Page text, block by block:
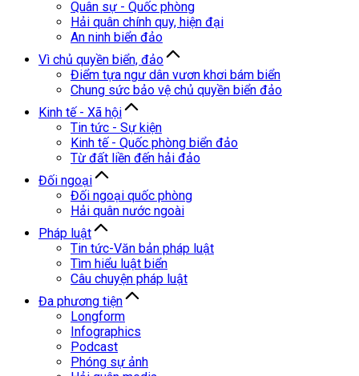
Quân sự - Quốc phòng
Hải quân chính quy, hiện đại
An ninh biển đảo
Vì chủ quyền biển, đảo
Điểm tựa ngư dân vươn khơi bám biển
Chung sức bảo vệ chủ quyền biển đảo
Kinh tế - Xã hội
Tin tức - Sự kiện
Kinh tế - Quốc phòng biển đảo
Từ đất liền đến hải đảo
Đối ngoại
Đối ngoại quốc phòng
Hải quân nước ngoài
Pháp luật
Tin tức-Văn bản pháp luật
Tìm hiểu luật biển
Câu chuyện pháp luật
Đa phương tiện
Longform
Infographics
Podcast
Phóng sự ảnh